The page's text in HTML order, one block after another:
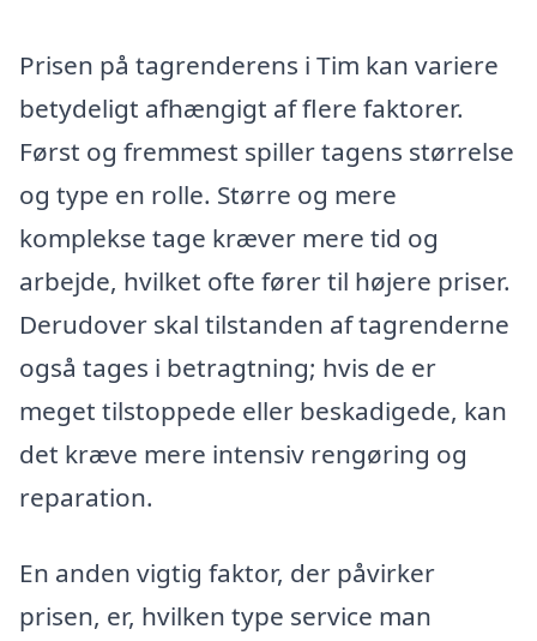
Prisen på tagrenderens i Tim kan variere
betydeligt afhængigt af flere faktorer.
Først og fremmest spiller tagens størrelse
og type en rolle. Større og mere
komplekse tage kræver mere tid og
arbejde, hvilket ofte fører til højere priser.
Derudover skal tilstanden af tagrenderne
også tages i betragtning; hvis de er
meget tilstoppede eller beskadigede, kan
det kræve mere intensiv rengøring og
reparation.
En anden vigtig faktor, der påvirker
prisen, er, hvilken type service man